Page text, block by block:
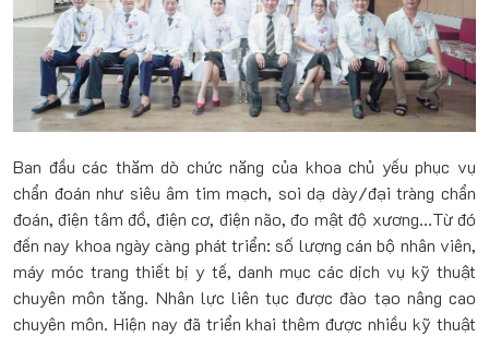
Ban đầu các thăm dò chức năng của khoa chủ yếu phục vụ
chẩn đoán như siêu âm tim mạch, soi dạ dày/đại tràng chẩn
đoán, điện tâm đồ, điện cơ, điện não, đo mật độ xương…Từ đó
đến nay khoa ngày càng phát triển: số lượng cán bộ nhân viên,
máy móc trang thiết bị y tế, danh mục các dịch vụ kỹ thuật
chuyên môn tăng. Nhân lực liên tục được đào tạo nâng cao
chuyên môn. Hiện nay đã triển khai thêm được nhiều kỹ thuật